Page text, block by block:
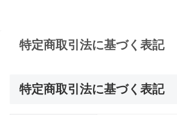
特定商取引法に基づく表記
特定商取引法に基づく表記